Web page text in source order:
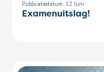
Publicatiedatum: 12 Juni
Examenuitslag!